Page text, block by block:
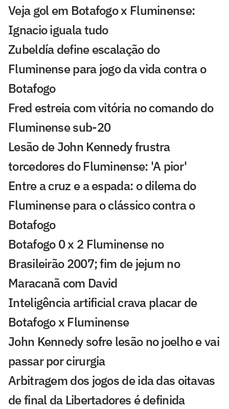
Veja gol em Botafogo x Fluminense:
Ignacio iguala tudo
Zubeldía define escalação do
Fluminense para jogo da vida contra o
Botafogo
Fred estreia com vitória no comando do
Fluminense sub-20
Lesão de John Kennedy frustra
torcedores do Fluminense: 'A pior'
Entre a cruz e a espada: o dilema do
Fluminense para o clássico contra o
Botafogo
Botafogo 0 x 2 Fluminense no
Brasileirão 2007; fim de jejum no
Maracanã com David
Inteligência artificial crava placar de
Botafogo x Fluminense
John Kennedy sofre lesão no joelho e vai
passar por cirurgia
Arbitragem dos jogos de ida das oitavas
de final da Libertadores é definida